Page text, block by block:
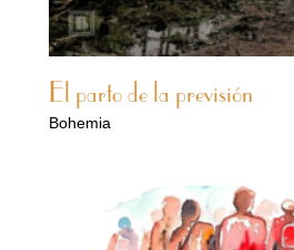
El parto de la previsión
Bohemia